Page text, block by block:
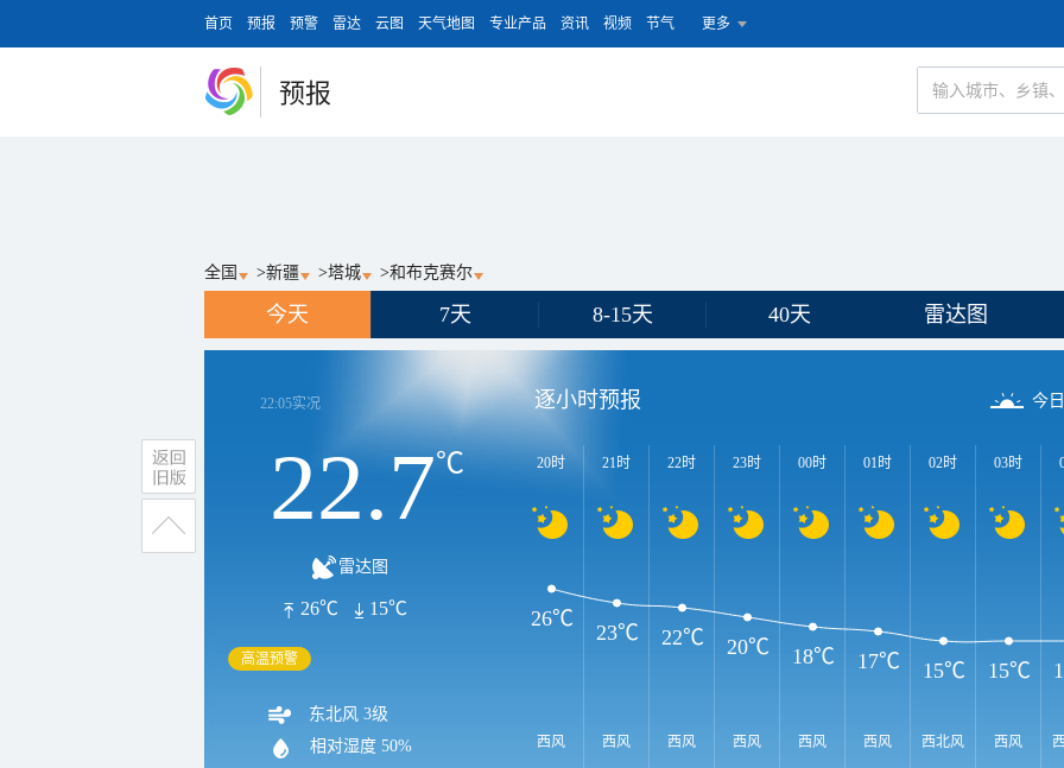
首页 预报 预警 雷达 云图 天气地图 专业产品 资讯 视频 节气 更多
预报
全国 >新疆 >塔城 >和布克赛尔
今天 7天 8-15天 40天 雷达图
22:05实况
22.7℃
雷达图
26℃ 15℃
高温预警
东北风 3级
相对湿度 50%
逐小时预报 今
20时
西风
21时
西风
22时
西风
23时
西风
00时
西风
01时
西风
02时
西北风
03时
西风
26℃
23℃ 22℃ 20℃ 18℃ 17℃ 15℃ 15℃